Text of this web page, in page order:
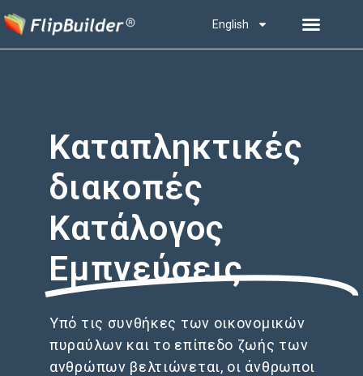
English
Καταπληκτικές
διακοπές
Κατάλογος
Εμπνεύσεις
Υπό τις συνθήκες των οικονομικών
πυραύλων και το επίπεδο ζωής των
ανθρώπων βελτιώνεται, οι άνθρωποι